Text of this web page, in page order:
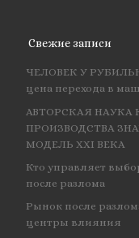
Свежие записи
ЧЕЛОВЕК У
цена перехода в
АВТОРСКАЯ НАУКА
ПРОИЗВОДСТВА
МОДЕЛЬ XXI ВЕКА
Кто управляет
после разлома
Рынок после
центры влияния